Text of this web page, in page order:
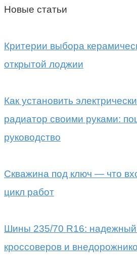
Новые статьи
Критерии выбора
открытой лоджии
Как установить
радиатор своими руками:
руководство
Скважина под ключ — что
цикл работ
Шины 235/70 R16:
кроссоверов и